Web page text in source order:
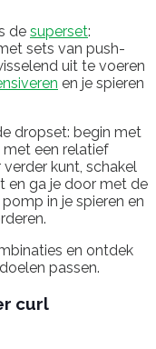
de superset:
sets van push-
uit te voeren
en je spieren
dropset: begin met
met een relatief
kunt, schakel
en ga je door met de
in je spieren en
en ontdek
passen.
curl